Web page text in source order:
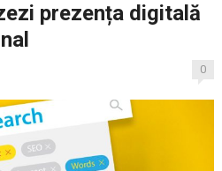
prezența digitală
0